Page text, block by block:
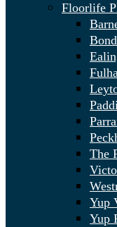
Floorlife
The
Yup
Yup